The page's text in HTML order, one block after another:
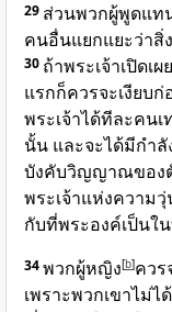
29 ส่วนพวกผู้พูดแท
คนอื่นแยกแยะว่าสิ่
30 ถ้าพระเจ้าเปิด
แรกก็ควรจะเงียบก่
พระเจ้าได้ทีละคน
นั้น และจะได้มีกำลั
บังคับวิญญาณของตั
พระเจ้าแห่งความ
กับที่พระองค์เป็นใ
34พวกผู้หญิง[b]ควร
เพราะพวกเขาไม่